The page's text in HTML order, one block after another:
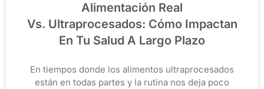
Alimentación Real
Vs. Ultraprocesados: Cómo Impactan
En Tu Salud A Largo Plazo
En tiempos donde los alimentos ultraprocesados
están en todas partes y la rutina nos deja poco